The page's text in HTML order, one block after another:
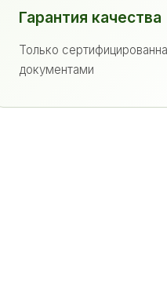
Гарантия качества
Только
документами